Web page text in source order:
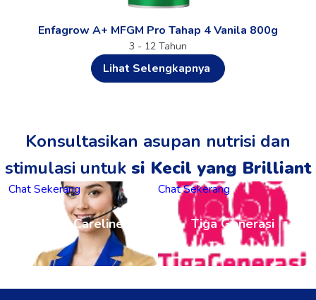
Enfagrow A+ MFGM Pro Tahap 4 Vanila 800g
3 - 12 Tahun
Lihat Selengkapnya
Konsultasikan asupan nutrisi dan
stimulasi untuk si Kecil yang Brilliant
Enfa Careline
Chat Sekerang
Tiga Generasi
Chat Sekerang